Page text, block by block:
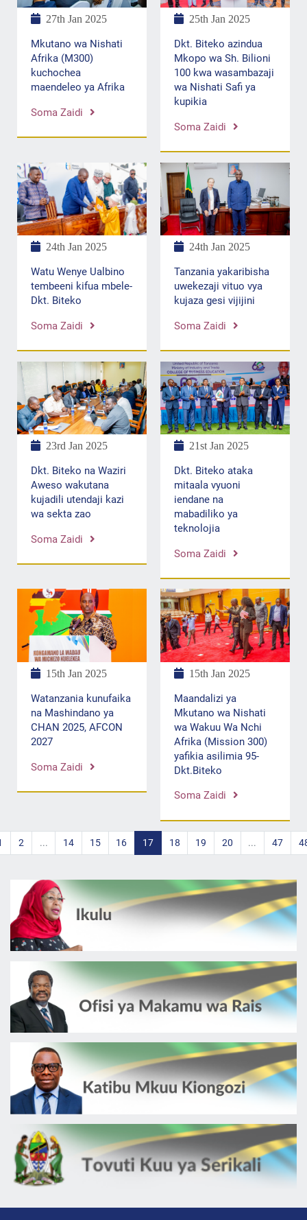
27th Jan 2025
Mkutano wa Nishati
Afrika (M300)
kuchochea
maendeleo ya Afrika
Soma Zaidi
25th Jan 2025
Dkt. Biteko azindua
Mkopo wa Sh. Bilioni
100 kwa wasambazaji
wa Nishati Safi ya
kupikia
Soma Zaidi
24th Jan 2025
Watu Wenye Ualbino
tembeeni kifua mbele-
Dkt. Biteko
Soma Zaidi
24th Jan 2025
Tanzania yakaribisha
uwekezaji vituo vya
kujaza gesi vijijini
Soma Zaidi
23rd Jan 2025
Dkt. Biteko na Waziri
Aweso wakutana
kujadili utendaji kazi
wa sekta zao
Soma Zaidi
21st Jan 2025
Dkt. Biteko ataka
mitaala vyuoni
iendane na
mabadiliko ya
teknolojia
Soma Zaidi
15th Jan 2025
Watanzania kunufaika
na Mashindano ya
CHAN 2025, AFCON
2027
Soma Zaidi
15th Jan 2025
Maandalizi ya
Mkutano wa Nishati
wa Wakuu Wa Nchi
Afrika (Mission 300)
yafikia asilimia 95-
Dkt.Biteko
Soma Zaidi
2 ... 14 15 16 17 18 19 20 ... 47